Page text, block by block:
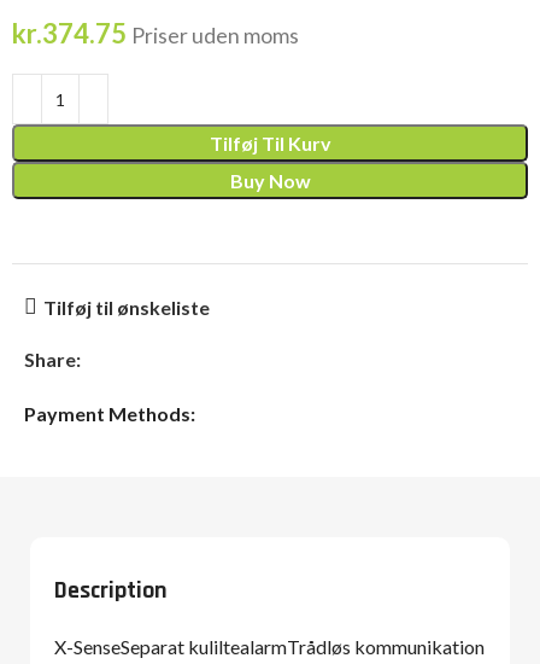
kr.374.75 Priser uden moms
Tilføj Til Kurv
Buy Now
Tilføj til ønskeliste
Share:
Payment Methods:
Description
X-SenseSeparat kuliltealarmTrådløs kommunikation